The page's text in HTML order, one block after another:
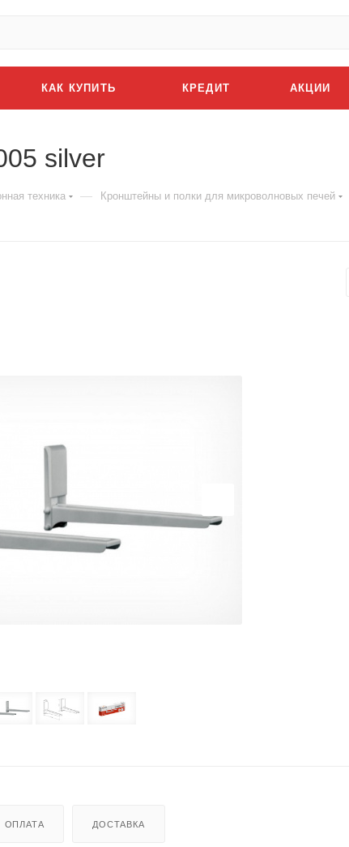
КАК КУПИТЬ КРЕДИТ АКЦИИ
silver
техника — Кронштейны и полки для микроволновых печей
ОПЛАТА ДОСТАВКА